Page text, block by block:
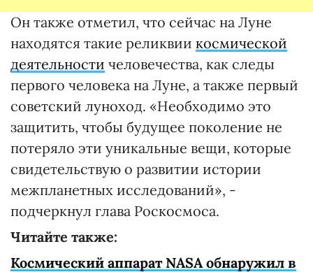
Он также отметил, что сейчас на Луне
находятся такие реликвии космической
деятельности человечества, как следы
первого человека на Луне, а также первый
советский луноход. «Необходимо это
защитить, чтобы будущее поколение не
потеряло эти уникальные вещи, которые
свидетельствую о развитии истории
межпланетных исследований», -
подчеркнул глава Роскосмоса.
Читайте также:
Космический аппарат NASA обнаружил в